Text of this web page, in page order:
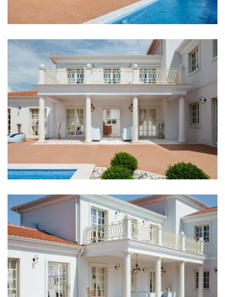
Bar: 600 m
Zentrum: 4,7 km
Supermarket: 1 km
Busbahnhof: 4,5 km
Hafen: 4,9 km
Fährhafen: 4,9 km
Flughafen: 50 km
Schlafzimmer
Schlafzimmer 1: Doppelbett: 1
Schlafzimmer 2: Doppelbett: 1